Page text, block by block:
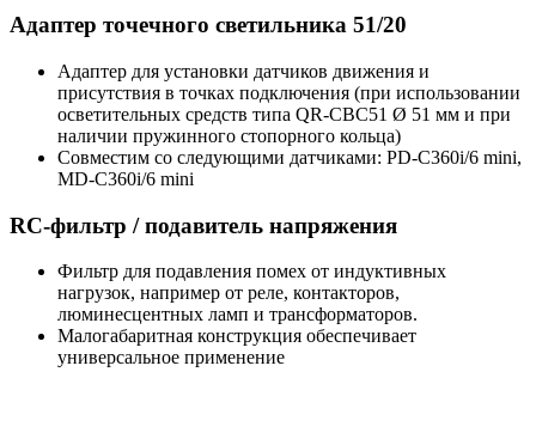
Адаптер точечного светильника 51/20
Адаптер для установки датчиков движения и
присутствия в точках подключения (при использовании
осветительных средств типа QR-CBC51 Ø 51 мм и при
наличии пружинного стопорного кольца)
Совместим со следующими датчиками: PD-C360i/6 mini,
MD-C360i/6 mini
RC-фильтр / подавитель напряжения
Фильтр для подавления помех от индуктивных
нагрузок, например от реле, контакторов,
люминесцентных ламп и трансформаторов.
Малогабаритная конструкция обеспечивает
универсальное применение